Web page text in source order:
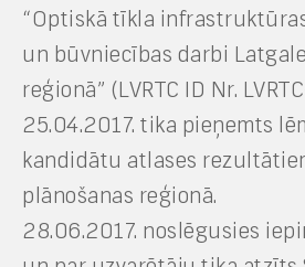
“Optiskā tīkla
un būvniecības darbi
reģionā” (LVRTC ID Nr.
25.04.2017. tika pieņemts
kandidātu atlases
plānošanas reģionā.
28.06.2017. noslēgusies